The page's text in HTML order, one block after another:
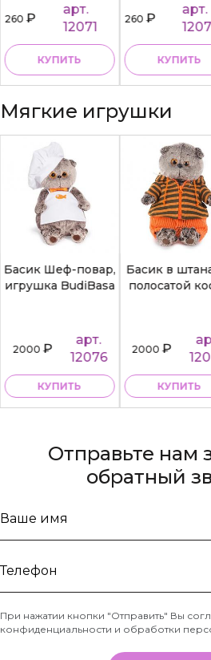
260₽
арт.
12071
КУПИТЬ
260₽
арт.
КУПИТЬ
Мягкие игрушки
Басик Шеф-повар,
игрушка BudiBasa
2000₽
арт.
12076
КУПИТЬ
Басик в
полосатой
2000₽
КУПИТЬ
Отправьте нам
обратный
Ваше
Телефон
*
При нажатии кнопки "Отправить" Вы
конфиденциальности и обработки